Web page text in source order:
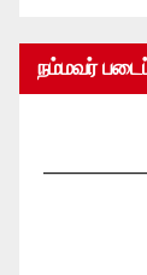
நம்மவர்